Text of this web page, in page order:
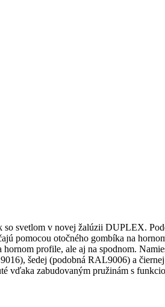
svetlom v novej žalúzii DUPLEX.
pomocou otočného gombíka na
profile, ale aj na spodnom.
šedej (podobná RAL9006) a
vďaka zabudovaným pružinám s